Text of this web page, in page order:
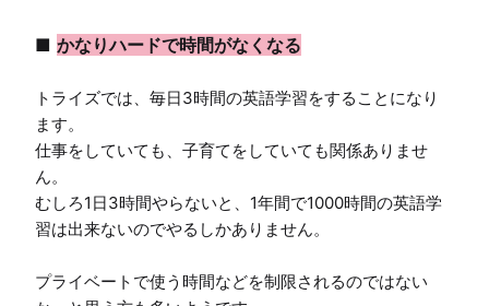
■ かなりハードで時間がなくなる
トライズでは、毎日3時間の英語学習をすることになり
ます。
仕事をしていても、子育てをしていても関係ありませ
ん。
むしろ1日3時間やらないと、1年間で1000時間の英語学
習は出来ないのでやるしかありません。
プライベートで使う時間などを制限されるのではない